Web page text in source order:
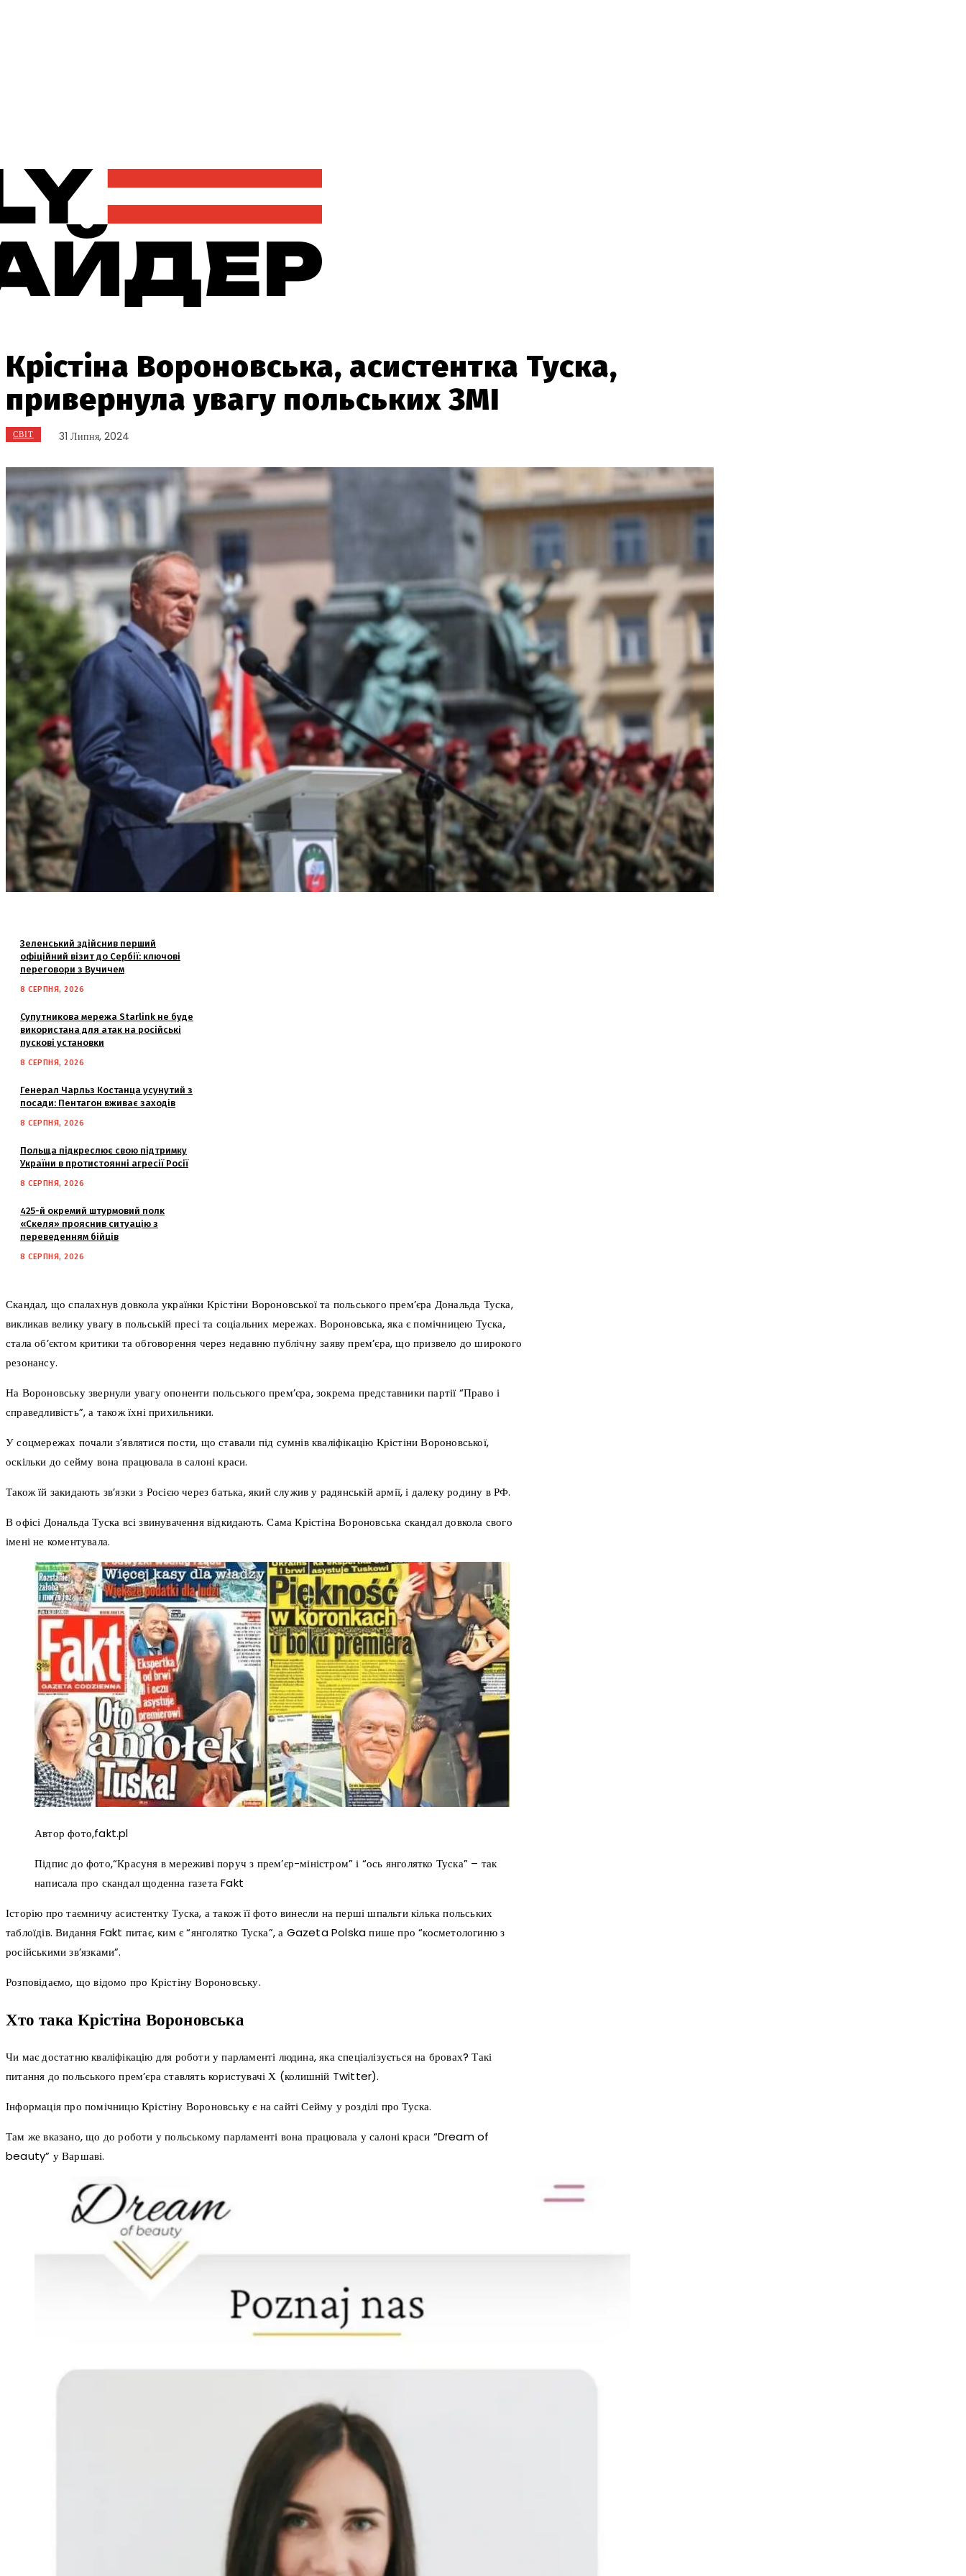
Крістіна Вороновська, асистентка Туска,
привернула увагу польських ЗМІ
СВІТ 31 Липня, 2024
Зеленський здійснив перший
офіційний візит до Сербії: ключові
переговори з Вучичем
8 СЕРПНЯ, 2026
Супутникова мережа Starlink не буде
використана для атак на російські
пускові установки
8 СЕРПНЯ, 2026
Генерал Чарльз Костанца усунутий з
посади: Пентагон вживає заходів
8 СЕРПНЯ, 2026
Польща підкреслює свою підтримку
України в протистоянні агресії Росії
8 СЕРПНЯ, 2026
425-й окремий штурмовий полк
«Скеля» прояснив ситуацію з
переведенням бійців
8 СЕРПНЯ, 2026
Скандал, що спалахнув довкола українки Крістіни Вороновської та польського прем’єра Дональда Туска,
викликав велику увагу в польській пресі та соціальних мережах. Вороновська, яка є помічницею Туска,
стала об’єктом критики та обговорення через недавню публічну заяву прем’єра, що призвело до широкого
резонансу.
На Вороновську звернули увагу опоненти польського прем’єра, зокрема представники партії “Право і
справедливість”, а також їхні прихильники.
У соцмережах почали з’являтися пости, що ставали під сумнів кваліфікацію Крістіни Вороновської,
оскільки до сейму вона працювала в салоні краси.
Також їй закидають зв’язки з Росією через батька, який служив у радянській армії, і далеку родину в РФ.
В офісі Дональда Туска всі звинувачення відкидають. Сама Крістіна Вороновська скандал довкола свого
імені не коментувала.
Автор фото,fakt.pl
Підпис до фото,“Красуня в мереживі поруч з прем’єр-міністром” і “ось янголятко Туска” – так
написала про скандал щоденна газета Fakt
Історію про таємничу асистентку Туска, а також її фото винесли на перші шпальти кілька польських
таблоїдів. Видання Fakt питає, ким є “янголятко Туска”, а Gazeta Polska пише про “косметологиню з
російськими зв’язками”.
Розповідаємо, що відомо про Крістіну Вороновську.
Хто така Крістіна Вороновська
Чи має достатню кваліфікацію для роботи у парламенті людина, яка спеціалізується на бровах? Такі
питання до польського прем’єра ставлять користувачі Х (колишній Twitter).
Інформація про помічницю Крістіну Вороновську є на сайті Сейму у розділі про Туска.
Там же вказано, що до роботи у польському парламенті вона працювала у салоні краси “Dream of
beauty” у Варшаві.